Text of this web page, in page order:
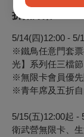
折扣方案
5/14(四)12:00 - 5/
※鐵鳥任意門套
光】系列任三檔
※無限卡會員優先
※青年席及五折自
5/15(五)12:00起 -
衛武營無限卡、